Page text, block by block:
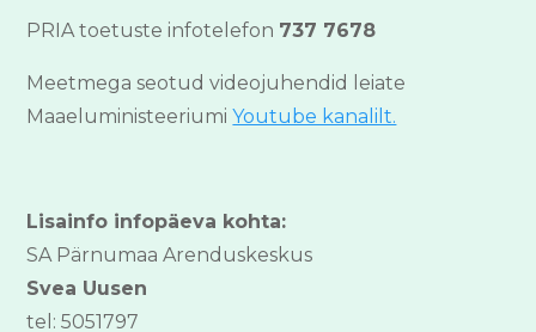
PRIA toetuste infotelefon 737 7678
Meetmega seotud videojuhendid leiate
MaaeluministeeriumiYoutube kanalilt.
Lisainfo infopäeva kohta:
SA Pärnumaa Arenduskeskus
Svea Uusen
tel: 5051797